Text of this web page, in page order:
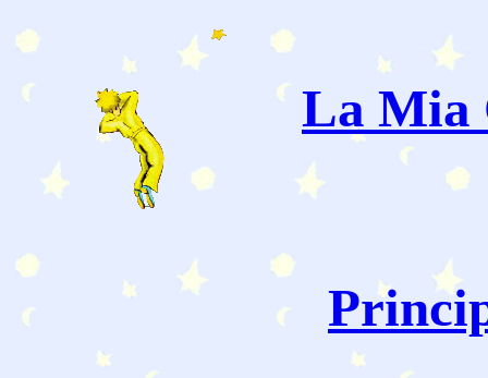
La Mia